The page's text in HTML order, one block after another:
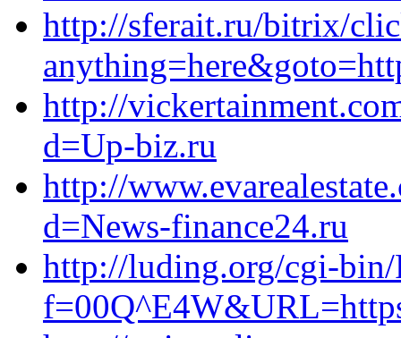
http://sferait.ru/bitrix/
http://
d=Up-biz.ru
http://
d=News-finance24.ru
http://luding.org/cgi-bin/